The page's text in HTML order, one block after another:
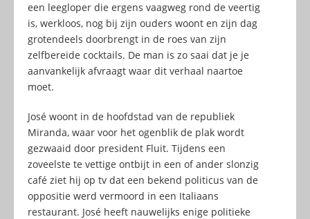
een leegloper die ergens vaagweg rond de veertig
is, werkloos, nog bij zijn ouders woont en zijn dag
grotendeels doorbrengt in de roes van zijn
zelfbereide cocktails. De man is zo saai dat je je
aanvankelijk afvraagt waar dit verhaal naartoe
moet.
José woont in de hoofdstad van de republiek
Miranda, waar voor het ogenblik de plak wordt
gezwaaid door president Fluit. Tijdens een
zoveelste te vettige ontbijt in een of ander slonzig
café ziet hij op tv dat een bekend politicus van de
oppositie werd vermoord in een Italiaans
restaurant. José heeft nauwelijks enige politieke